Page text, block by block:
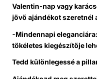
Valentin-nap vagy
jövő ajándékot szeretnél
-Mindennapi
tökéletes kiegészítője
Tedd különlegessé a